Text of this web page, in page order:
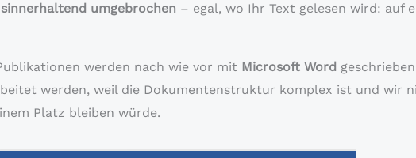
umgebrochen – egal, wo Ihr Text gelesen wird: auf
werden nach wie vor mit Microsoft Word
werden, weil die Dokumentenstruktur komplex ist und wir
Platz bleiben würde.